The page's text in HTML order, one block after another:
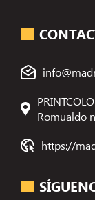
Romualdo
https://